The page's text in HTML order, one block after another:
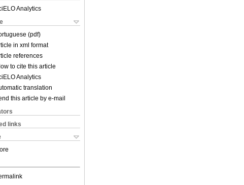
Analytics
(pdf)
in xml format
references
to cite this article
Analytics
translation
this article by e-mail
links